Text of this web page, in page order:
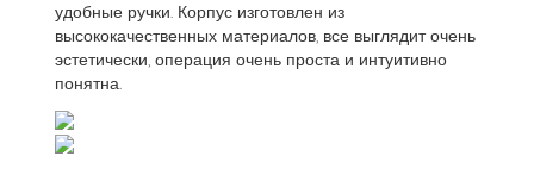
удобные ручки. Корпус изготовлен из
высококачественных материалов, все выглядит очень
эстетически, операция очень проста и интуитивно
понятна.